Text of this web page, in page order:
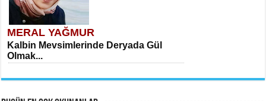
MERAL YAĞMUR
Kalbin Mevsimlerinde Deryada Gül
Olmak...